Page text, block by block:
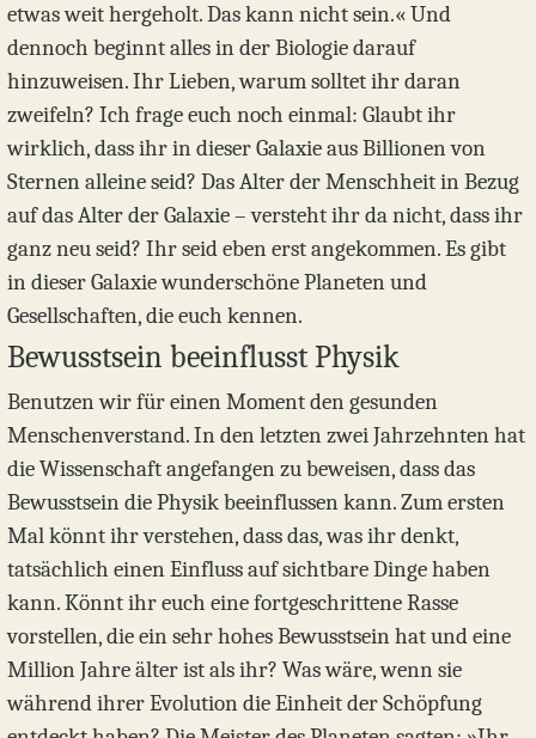
etwas weit hergeholt. Das kann nicht sein.« Und
dennoch beginnt alles in der Biologie darauf
hinzuweisen. Ihr Lieben, warum solltet ihr daran
zweifeln? Ich frage euch noch einmal: Glaubt ihr
wirklich, dass ihr in dieser Galaxie aus Billionen von
Sternen alleine seid? Das Alter der Menschheit in Bezug
auf das Alter der Galaxie – versteht ihr da nicht, dass ihr
ganz neu seid? Ihr seid eben erst angekommen. Es gibt
in dieser Galaxie wunderschöne Planeten und
Gesellschaften, die euch kennen.
Bewusstsein beeinflusst Physik
Benutzen wir für einen Moment den gesunden
Menschenverstand. In den letzten zwei Jahrzehnten hat
die Wissenschaft angefangen zu beweisen, dass das
Bewusstsein die Physik beeinflussen kann. Zum ersten
Mal könnt ihr verstehen, dass das, was ihr denkt,
tatsächlich einen Einfluss auf sichtbare Dinge haben
kann. Könnt ihr euch eine fortgeschrittene Rasse
vorstellen, die ein sehr hohes Bewusstsein hat und eine
Million Jahre älter ist als ihr? Was wäre, wenn sie
während ihrer Evolution die Einheit der Schöpfung